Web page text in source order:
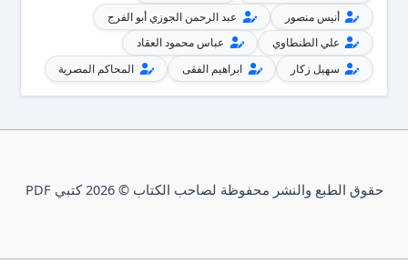
أنيس منصور
عبد الرحمن الجوزي أبو الفرج
علي الطنطاوي
عباس محمود العقاد
سهيل زكار
ابراهيم الفقى المحاكم المصرية
حقوق الطبع والنشر محفوظة لصاحب الكتاب © 2026 كتبي PDF